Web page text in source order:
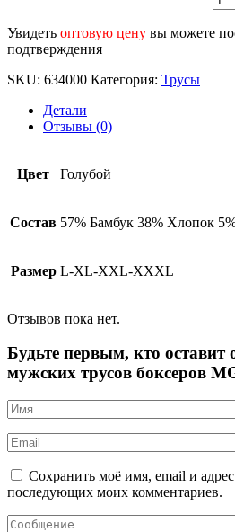
Увидеть оптовую цену вы можете
подтверждения
SKU: 634000 Категория: Трусы
Детали
Отзывы (0)
Цвет Голубой
Состав 57% Бамбук 38% Хлопок
Размер L-XL-XXL-XXXL
Отзывов пока нет.
Будьте первым, кто оставит
мужских трусов боксеров
Сохранить моё имя, email и адрес
последующих моих комментариев.